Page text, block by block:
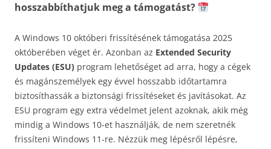
hosszabbíthatjuk meg a támogatást?
A Windows 10 októberi frissítésének támogatása 2025
októberében véget ér. Azonban az Extended Security
Updates (ESU) program lehetőséget ad arra, hogy a cégek
és magánszemélyek egy évvel hosszabb időtartamra
biztosíthassák a biztonsági frissítéseket és javításokat. Az
ESU program egy extra védelmet jelent azoknak, akik még
mindig a Windows 10-et használják, de nem szeretnék
frissíteni Windows 11-re. Nézzük meg lépésről lépésre,